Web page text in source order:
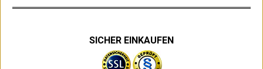
SICHER EINKAUFEN